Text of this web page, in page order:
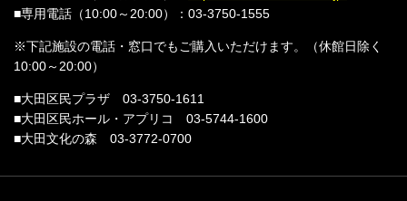
■専用電話（10:00～20:00）：03-3750-1555
※下記施設の電話・窓口でもご購入いただけます。（休館日除く
10:00～20:00）
■大田区民プラザ 03-3750-1611
■大田区民ホール・アプリコ 03-5744-1600
■大田文化の森 03-3772-0700